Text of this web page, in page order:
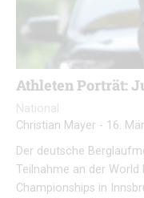
Athleten Porträt:
National
Christian Mayer - 16.
Der deutsche
Teilnahme an der World
Championships in